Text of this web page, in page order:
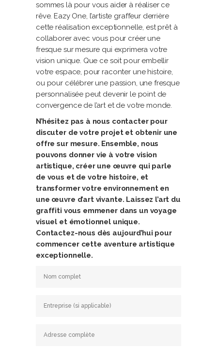
sommes là pour vous aider à réaliser ce
rêve. Eazy One, l’artiste graffeur derrière
cette réalisation exceptionnelle, est prêt à
collaborer avec vous pour créer une
fresque sur mesure qui exprimera votre
vision unique. Que ce soit pour embellir
votre espace, pour raconter une histoire,
ou pour célébrer une passion, une fresque
personnalisée peut devenir le point de
convergence de l’art et de votre monde.
N’hésitez pas à nous contacter pour
discuter de votre projet et obtenir une
offre sur mesure. Ensemble, nous
pouvons donner vie à votre vision
artistique, créer une œuvre qui parle
de vous et de votre histoire, et
transformer votre environnement en
une œuvre d’art vivante. Laissez l’art du
graffiti vous emmener dans un voyage
visuel et émotionnel unique.
Contactez-nous dès aujourd’hui pour
commencer cette aventure artistique
exceptionnelle.